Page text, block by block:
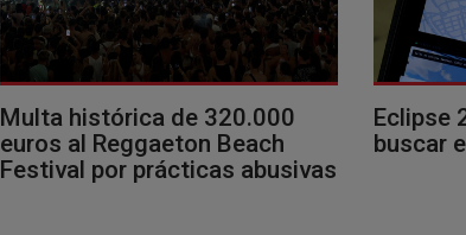
Multa histórica de 320.000
euros al Reggaeton Beach
Festival por prácticas abusivas
Eclipse
buscar